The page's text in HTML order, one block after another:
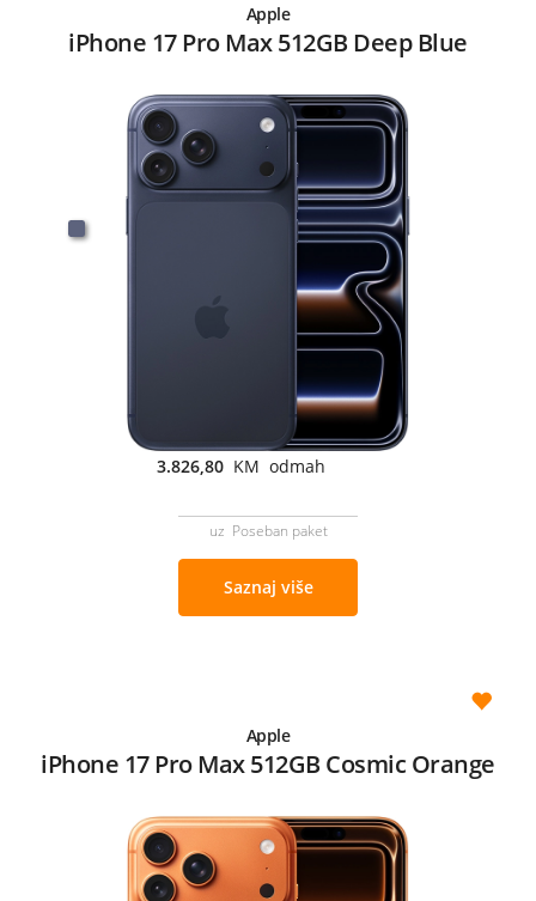
Apple
iPhone 17 Pro Max 512GB Deep Blue
3.826,80 KM odmah
uz Poseban paket
Saznaj više
Apple
iPhone 17 Pro Max 512GB Cosmic Orange